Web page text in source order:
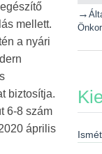
mellett.
a nyári
biztosítja.
6-8 szám
április
→